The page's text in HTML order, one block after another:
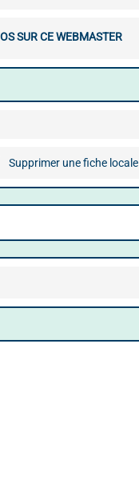
SUR CE WEBMASTER
Supprimer une fiche locale